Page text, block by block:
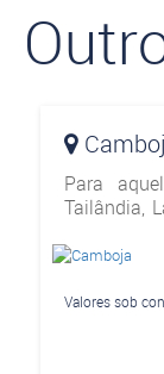
Para
Tailândia,
destino
Valores sob